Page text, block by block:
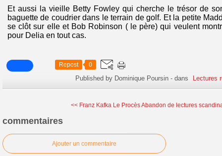
Et aussi la vieille Betty Fowley qui cherche le trésor de
baguette de coudrier dans le terrain de golf. Et la petite
se clôt sur elle et Bob Robinson ( le père) qui veulent
pour Delia en tout cas.
Repost 0
Published by Dominique Poursin -dans Lectures
<< Franz Kafka Le ProcèsAbandon de lectures
commentaires
Ajouter un commentaire